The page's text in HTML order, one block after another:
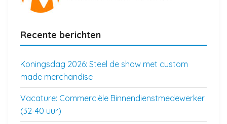
Recente berichten
Koningsdag 2026: Steel de show met custom
made merchandise
Vacature: Commerciële Binnendienstmedewerker
(32-40 uur)